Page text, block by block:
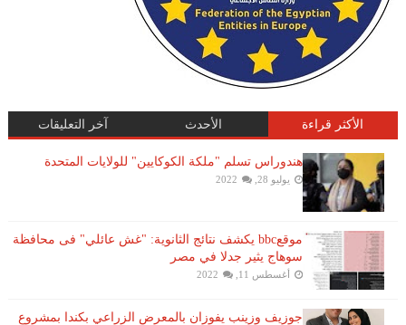
الأكثر قراءة الأحدث آخر التعليقات
هندوراس تسلم "ملكة الكوكايين" للولايات المتحدة
يوليو 28, 2022
موقعbbc يكشف نتائج الثانوية: "غش عائلي" فى محافظة
سوهاج يثير جدلا في مصر
أغسطس 11, 2022
جوزيف وزينب يفوزان بالمعرض الزراعي بكندا بمشروع